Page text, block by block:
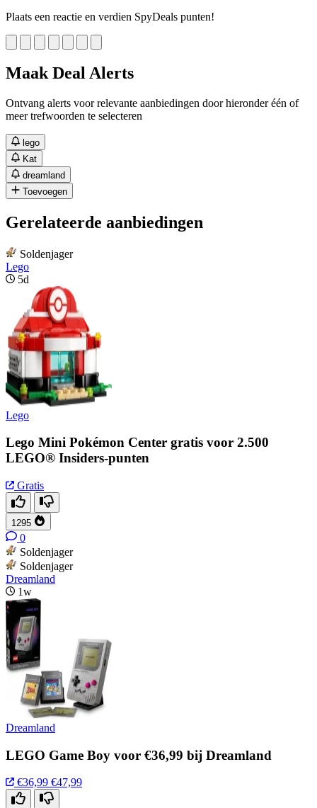
Plaats een reactie en verdien SpyDeals punten!
Maak Deal Alerts
Ontvang alerts voor relevante aanbiedingen door hieronder één of
meer trefwoorden te selecteren
lego
Kat
dreamland
Toevoegen
Gerelateerde aanbiedingen
Soldenjager
Lego
5d
Lego
Lego Mini Pokémon Center gratis voor 2.500
LEGO® Insiders-punten
Gratis
1295
0
Soldenjager
Soldenjager
Dreamland
1w
Dreamland
LEGO Game Boy voor €36,99 bij Dreamland
€36,99 €47,99